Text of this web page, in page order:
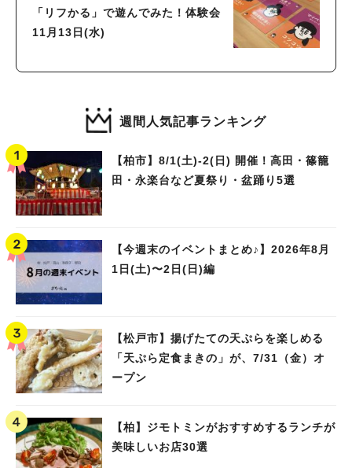
「リフかる」で遊んでみた！体験会
11月13日(水)
週間人気記事ランキング
【柏市】8/1(土)‐2(日) 開催！高田・篠籠
田・永楽台など夏祭り・盆踊り5選
【今週末のイベントまとめ♪】2026年8月
1日(土)〜2日(日)編
【松戸市】揚げたての天ぷらを楽しめる
「天ぷら定食まきの」が、7/31（金）オ
ープン
【柏】ジモトミンがおすすめするランチが
美味しいお店30選